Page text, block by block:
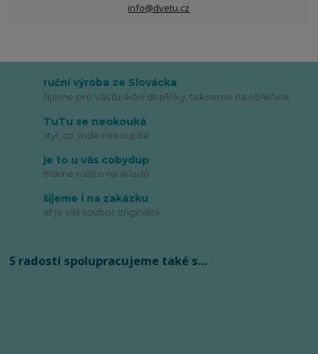
info@dvetu.cz
ruční výroba ze Slovácka
šijeme pro Vás funkční doplňky, tiskneme na oblečení
TuTu se neokouká
styl, co jinde nekoupíte
je to u vás cobydup
máme našito na skladě
šijeme i na zakázku
ať je váš soubor originální
S radostí spolupracujeme také s...